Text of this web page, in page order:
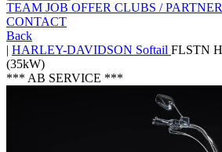
TEAM JOB OFFER CLUBS /
CONTACT
Back
| HARLEY-DAVIDSON Softail FLSTN
(35kW)
*** AB SERVICE ***